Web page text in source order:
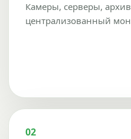
Камеры, серверы,
централизованный
02